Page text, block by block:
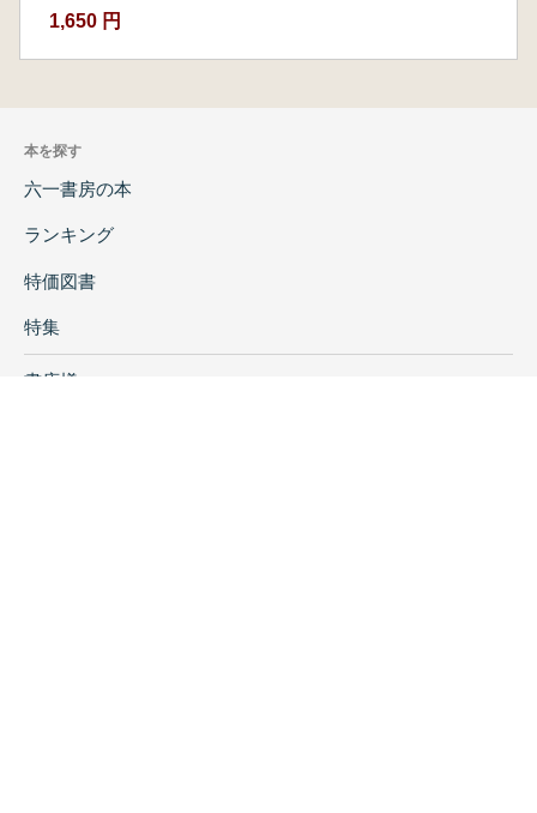
1,650 円
本を探す
六一書房の本
ランキング
特価図書
特集
書店様へ